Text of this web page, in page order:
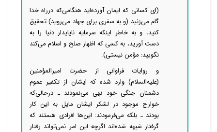
(ای کسانی که ایمان آورده‌اید هنگامی‌که درراه خدا
گام می‌زنید (و به سفری برای جهاد می‌روید) تحقیق
کنید، و به خاطر اینکه سرمایه ناپایدار دنیا را به
دست آورید، به کسی که اظهار صلح و اسلام می‌کند
نگویید: مؤمن نیستی).
و روایات فراوانی از حضرت امیرالمؤمنین
(علیه‌السلام) وارد شده که ایشان از تکفیر عموم
دشمنان جنگی خود نهی می‌نمودند ـ درحالی‌که
خوارج موجود در لشکر ایشان مایل به این کار
بودند ـ بلکه می‌فرمودند: این‌ها افرادی هستند که
گرفتار شبهه شده‌اند اگرچه این امر نمی‌تواند رفتار